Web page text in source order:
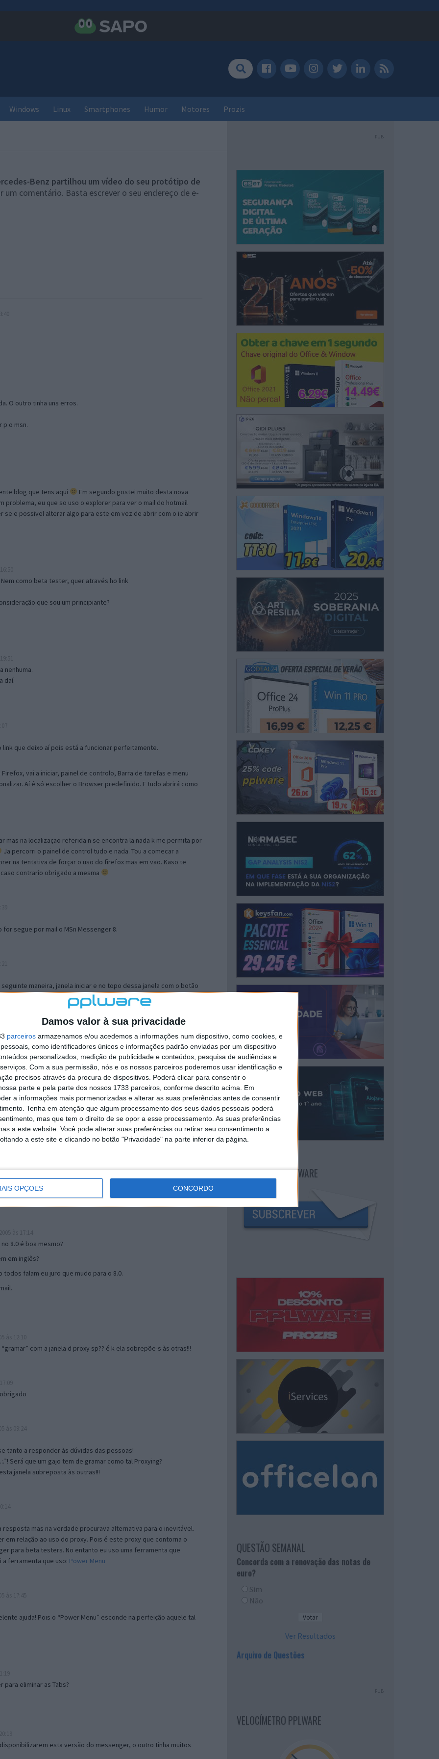
Damos valor à sua privacidade
parceiros armazenamos e/ou acedemos a informações num dispositivo, como cookies, e
como identificadores únicos e informações padrão enviadas por um dispositivo
personalizados, medição de publicidade e conteúdos, pesquisa de audiências e
Com a sua permissão, nós e os nossos parceiros poderemos usar identificação e
precisos através da procura de dispositivos. Poderá clicar para consentir o
parte e pela parte dos nossos 1733 parceiros, conforme descrito acima. Em
a informações mais pormenorizadas e alterar as suas preferências antes de consentir
Tenha em atenção que algum processamento dos seus dados pessoais poderá
mas que tem o direito de se opor a esse processamento. As suas preferências
a este website. Você pode alterar suas preferências ou retirar seu consentimento a
a este site e clicando no botão "Privacidade" na parte inferior da página.
OPÇÕES CONCORDO
Windows Linux Smartphones Humor Motores Prozis
Benz partilhou um vídeo do seu protótipo de
um comentário. Basta escrever o seu endereço de e-
O outro tinha uns erros.
p o msn.
blog que tens aqui
Em segundo gostei muito desta nova
problema, eu que so uso o explorer para ver o mail do hotmail
se e possivel alterar algo para este em vez de abrir com o ie abrir
como beta tester, quer através ho link
que sou um principiante?
nenhuma.
daí.
que deixo aí pois está a funcionar perfeitamente.
vai a iniciar, painel de controlo, Barra de tarefas e menu
Aí é só escolher o Browser predefinido. E tudo abrirá como
mas na localizaçao referida n se encontra la nada k me permita por
Ja percorri o painel de control tudo e nada. Tou a comecar a
na tentativa de forçar o uso do firefox mas em vao. Kaso te
contrario obrigado a mesma
for segue por mail o MSn Messenger 8.
maneira, janela iniciar e no topo dessa janela com o botão
separador Menu ‘Iniciar’ clica no botão ‘Personalizar’ aí
escolheres o Browser com que queres navegar e o gestor de
ao teu Firefox e nas ferramentas ou tools escolhes ‘Opções’ ou
e logo perto do fim encontras um local para colocares um visto
é o browser predefinido.
mail algum.
17:00
8.0 é boa mesmo?
em inglês?
falam eu juro que mudo para o 8.0.
com a janela d proxy sp?? é k ela sobrepõe-s às otras!!!
tanto a responder às dúvidas das pessoas!
Será que um gajo tem de gramar como tal Proxying?
janela subreposta às outras!!!
mas na verdade procurava alternativa para o inevitável.
em relação ao uso do proxy. Pois é este proxy que contorna o
para beta testers. No entanto eu uso uma ferramenta que
ferramenta que uso: Power Menu
ajuda! Pois o “Power Menu” esconde na perfeição aquele tal
para eliminar as Tabs?
esta versão do messenger, o outro tinha muitos
PUB
NEWSLETTER PPLWARE
QUESTÃO SEMANAL
Concorda com a renovação das notas de
euro?
Sim
Não
Ver Resultados
Arquivo de Questões
PUB
VELOCÍMETRO PPLWARE